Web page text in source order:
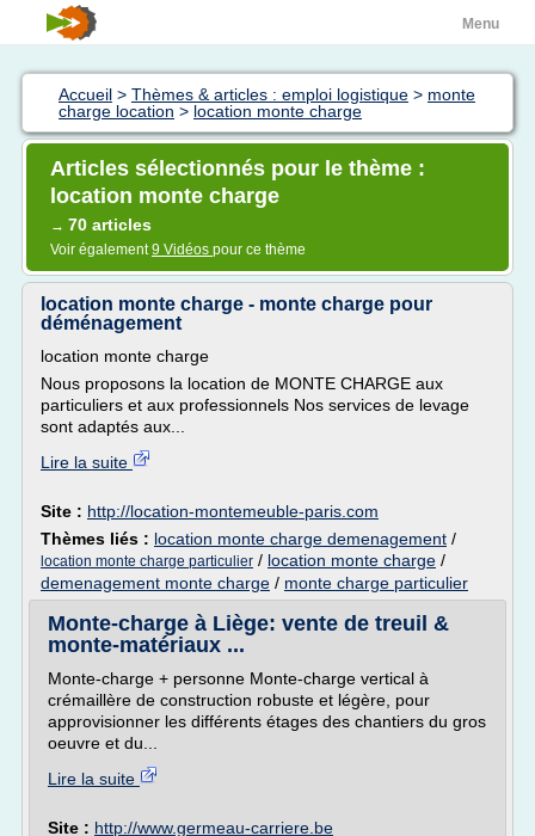
Menu
Accueil > Thèmes & articles : emploi logistique > monte
charge location > location monte charge
Articles sélectionnés pour le thème :
location monte charge
→ 70 articles
Voir également9 Vidéos pour ce thème
location monte charge - monte charge pour
déménagement
location monte charge
Nous proposons la location de MONTE CHARGE aux
particuliers et aux professionnels Nos services de levage
sont adaptés aux...
Lire la suite
Site : http://location-montemeuble-paris.com
Thèmes liés : location monte charge demenagement /
location monte charge particulier / location monte charge /
demenagement monte charge / monte charge particulier
Monte-charge à Liège: vente de treuil &
monte-matériaux ...
Monte-charge + personne Monte-charge vertical à
crémaillère de construction robuste et légère, pour
approvisionner les différents étages des chantiers du gros
oeuvre et du...
Lire la suite
Site : http://www.germeau-carriere.be